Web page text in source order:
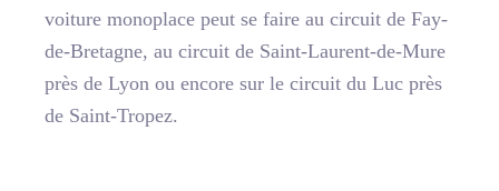
voiture monoplace peut se faire au circuit de Fay-
de-Bretagne, au circuit de Saint-Laurent-de-Mure
près de Lyon ou encore sur le circuit du Luc près
de Saint-Tropez.